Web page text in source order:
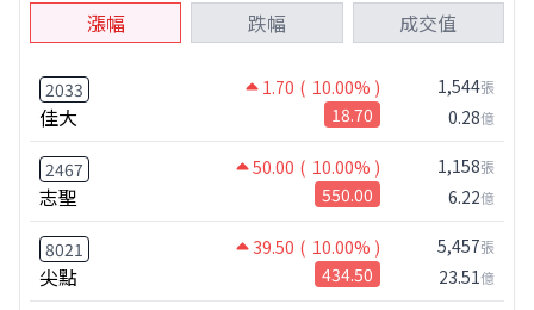
漲幅 跌幅 成交值
2033 1.70 ( 10.00% )
佳大 18.70
1,544張
0.28億
2467 50.00 ( 10.00% )
志聖 550.00
1,158張
6.22億
8021 39.50 ( 10.00% )
尖點 434.50
5,457張
23.51億